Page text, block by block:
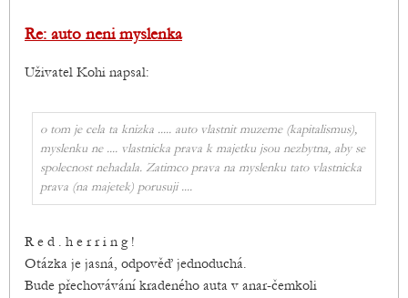
Re: auto neni myslenka
Uživatel Kohi napsal:
o tom je cela ta knizka ..... auto vlastnit muzeme (kapitalismus),
myslenku ne .... vlastnicka prava k majetku jsou nezbytna, aby se
spolecnost nehadala. Zatimco prava na myslenku tato vlastnicka
prava (na majetek) porusuji ....
R e d . h e r r i n g !
Otázka je jasná, odpověď jednoduchá.
Bude přechovávání kradeného auta v anar-čemkoli